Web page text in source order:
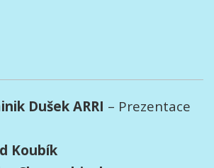
Dušek ARRI – Prezentace
Koubík